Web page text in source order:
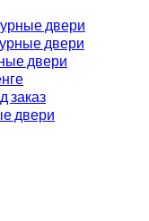
двери
двери
двери
заказ
двери